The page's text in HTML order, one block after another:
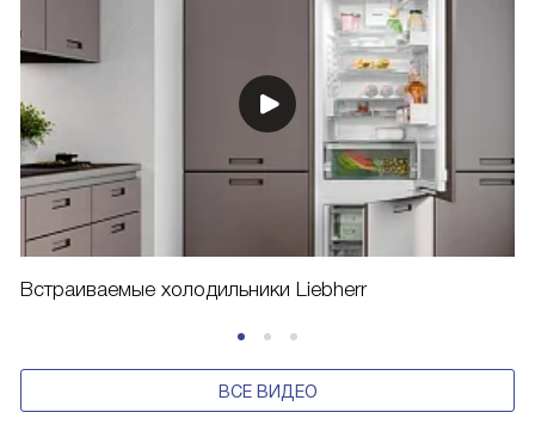
Встраиваемые холодильники Liebherr
ВСЕ ВИДЕО